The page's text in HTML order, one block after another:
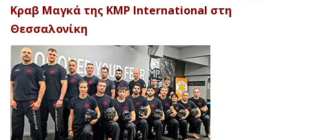
Κραβ Μαγκά της KMP International στη
Θεσσαλονίκη